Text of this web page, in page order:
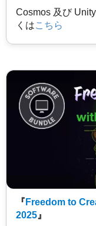
Cosmos 及び
くはこちら
『 Freedom to
2025 』